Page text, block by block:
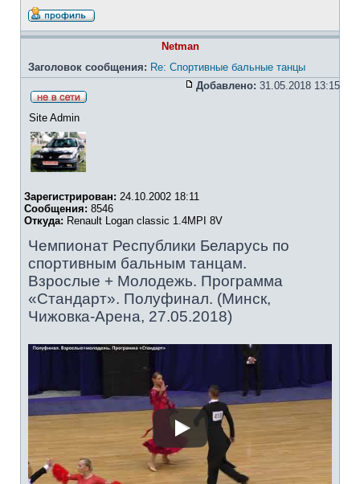
Netman
Заголовок сообщения: Re: Спортивные бальные танцы
Добавлено: 31.05.2018 13:15
Site Admin
Зарегистрирован: 24.10.2002 18:11
Сообщения: 8546
Откуда: Renault Logan classic 1.4MPI 8V
Чемпионат Республики Беларусь по
спортивным бальным танцам.
Взрослые + Молодежь. Программа
«Стандарт». Полуфинал. (Минск,
Чижовка-Арена, 27.05.2018)